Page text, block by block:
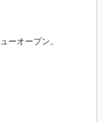
ーオープン。